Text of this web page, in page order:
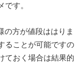
す。
の方が値段ははりま
ることが可能ですの
ておく場合は結果的